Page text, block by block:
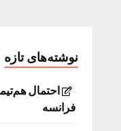
نوشته‌های تازه
احتمال
فرانسه